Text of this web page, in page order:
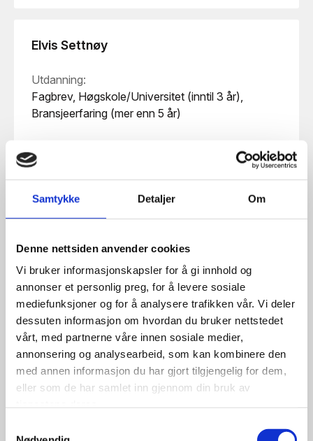
Samtykke Detaljer Om
Denne nettsiden anvender cookies
Vi bruker informasjonskapsler for å gi innhold og
annonser et personlig preg, for å levere sosiale
mediefunksjoner og for å analysere trafikken vår. Vi deler
dessuten informasjon om hvordan du bruker nettstedet
vårt, med partnerne våre innen sosiale medier,
annonsering og analysearbeid, som kan kombinere den
med annen informasjon du har gjort tilgjengelig for dem,
eller som de har samlet inn gjennom din bruk av